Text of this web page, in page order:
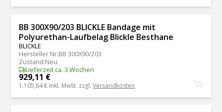
BB 300X90/203 BLICKLE Bandage mit
Polyurethan-Laufbelag Blickle Besthane
BLICKLE
Hersteller Nr.BB 300X90/203
Zustand:Neu
Lieferzeit ca. 3 Wochen
929,11 €
1.105,64 € inkl. MwSt. zzgl.Versandkosten